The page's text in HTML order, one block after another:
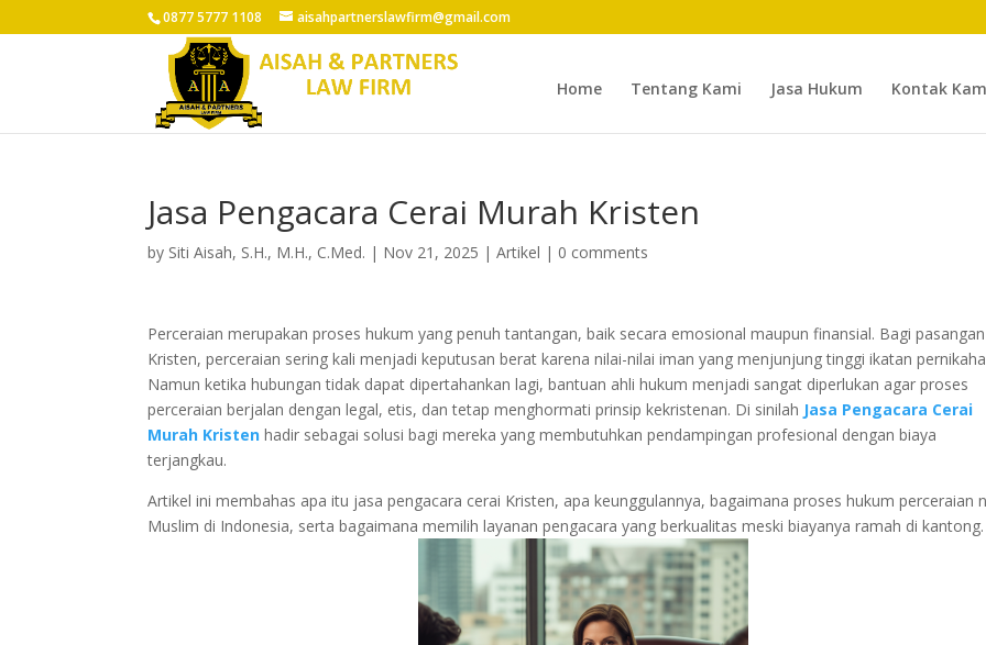
0877 5777 1108 aisahpartnerslawfirm@gmail.com
Home Tentang Kami Jasa Hukum Kontak
Jasa Pengacara Cerai Murah Kristen
by Siti Aisah, S.H., M.H., C.Med. | Nov 21, 2025 |Artikel | 0 comments
Perceraian merupakan proses hukum yang penuh tantangan, baik secara emosional maupun finansial. Bagi pasangan
Kristen, perceraian sering kali menjadi keputusan berat karena nilai-nilai iman yang menjunjung tinggi ikatan
Namun ketika hubungan tidak dapat dipertahankan lagi, bantuan ahli hukum menjadi sangat diperlukan agar proses
perceraian berjalan dengan legal, etis, dan tetap menghormati prinsip kekristenan. Di sinilah Jasa Pengacara Cerai
Murah Kristen hadir sebagai solusi bagi mereka yang membutuhkan pendampingan profesional dengan biaya
terjangkau.
Artikel ini membahas apa itu jasa pengacara cerai Kristen, apa keunggulannya, bagaimana proses hukum perceraian
Muslim di Indonesia, serta bagaimana memilih layanan pengacara yang berkualitas meski biayanya ramah di kantong.